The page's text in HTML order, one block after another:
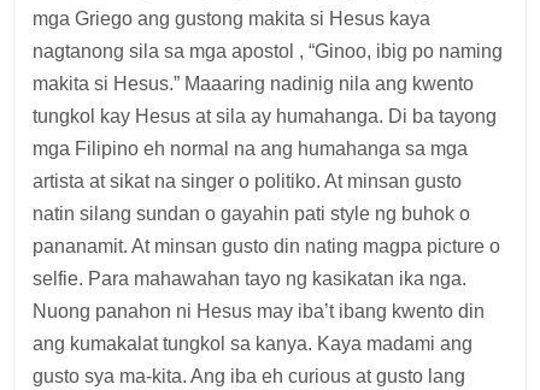
mga Griego ang gustong makita si Hesus kaya
nagtanong sila sa mga apostol , “Ginoo, ibig po naming
makita si Hesus.” Maaaring nadinig nila ang kwento
tungkol kay Hesus at sila ay humahanga. Di ba tayong
mga Filipino eh normal na ang humahanga sa mga
artista at sikat na singer o politiko. At minsan gusto
natin silang sundan o gayahin pati style ng buhok o
pananamit. At minsan gusto din nating magpa picture o
selfie. Para mahawahan tayo ng kasikatan ika nga.
Nuong panahon ni Hesus may iba’t ibang kwento din
ang kumakalat tungkol sa kanya. Kaya madami ang
gusto sya ma-kita. Ang iba eh curious at gusto lang